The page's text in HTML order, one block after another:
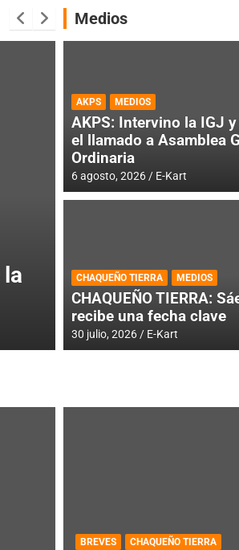
RMC BUENOS
histórica en
Medios
AKPS MEDIOS
AKPS: Intervino la IGJ
el llamado a Asamblea
Ordinaria
6 agosto, 2026 E-Kart
CHAQUEÑO TIERRA MEDIOS
CHAQUEÑO TIERRA:
recibe una fecha clave
30 julio, 2026 E-Kart
BREVES CHAQUEÑO TIERRA